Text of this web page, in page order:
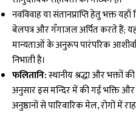
नवविवाह या संतानप्राप्ति हेतु भक्त
बेलपत्र और गँगाजल अर्पित करते हैं; यह
मान्यताओं के अनुरूप पारंपरिक
निभाती है।
फलितानि:स्थानीय श्रद्धा और भक्तों
अनुसार इस मन्दिर में की गई भक्ति
अनुष्ठानों से पारिवारिक मेल, रोगों में